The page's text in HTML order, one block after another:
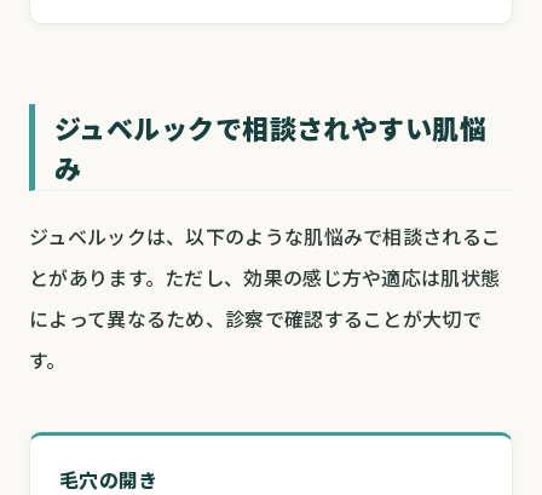
ジュベルックで相談されやすい肌悩
み
ジュベルックは、以下のような肌悩みで相談されるこ
とがあります。ただし、効果の感じ方や適応は肌状態
によって異なるため、診察で確認することが大切で
す。
毛穴の開き